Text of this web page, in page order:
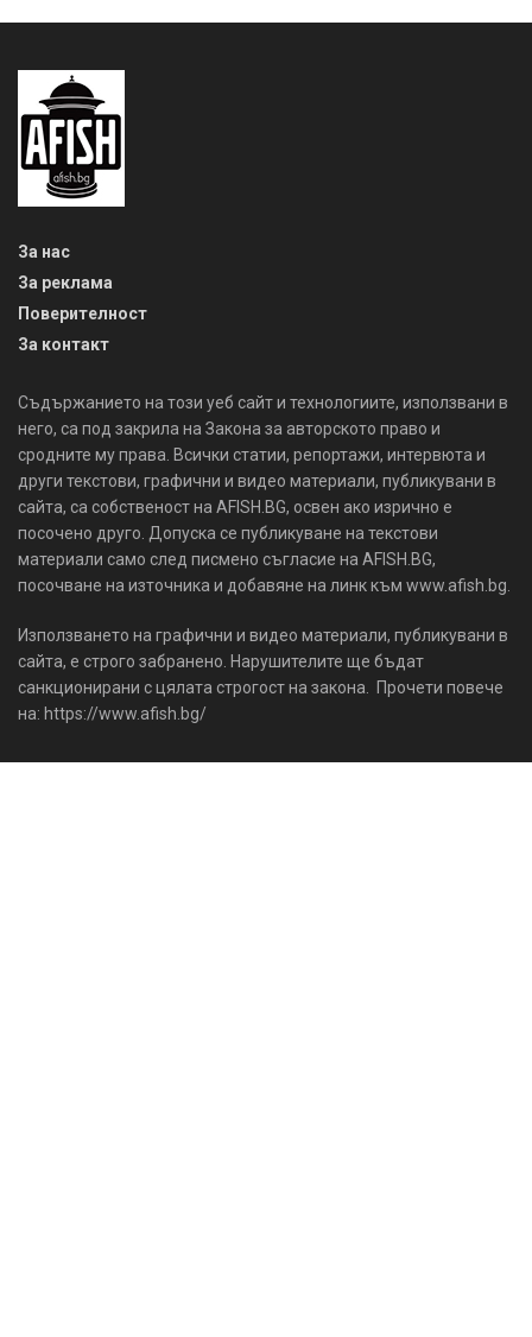
За нас
За реклама
Поверителност
За контакт
Съдържанието на този уеб сайт и технологиите, използвани в
него, са под закрила на Закона за авторското право и
сродните му права. Всички статии, репортажи, интервюта и
други текстови, графични и видео материали, публикувани в
сайта, са собственост на AFISH.BG, освен ако изрично е
посочено друго. Допуска се публикуване на текстови
материали само след писмено съгласие на AFISH.BG,
посочване на източника и добавяне на линк към www.afish.bg.
Използването на графични и видео материали, публикувани в
сайта, е строго забранено. Нарушителите ще бъдат
санкционирани с цялата строгост на закона. Прочети повече
на: https://www.afish.bg/